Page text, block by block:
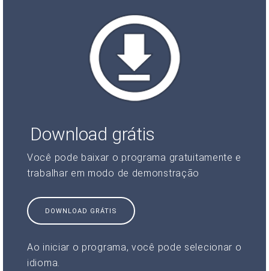
Download grátis
Você pode baixar o programa gratuitamente e
trabalhar em modo de demonstração
DOWNLOAD GRÁTIS
Ao iniciar o programa, você pode selecionar o
idioma.